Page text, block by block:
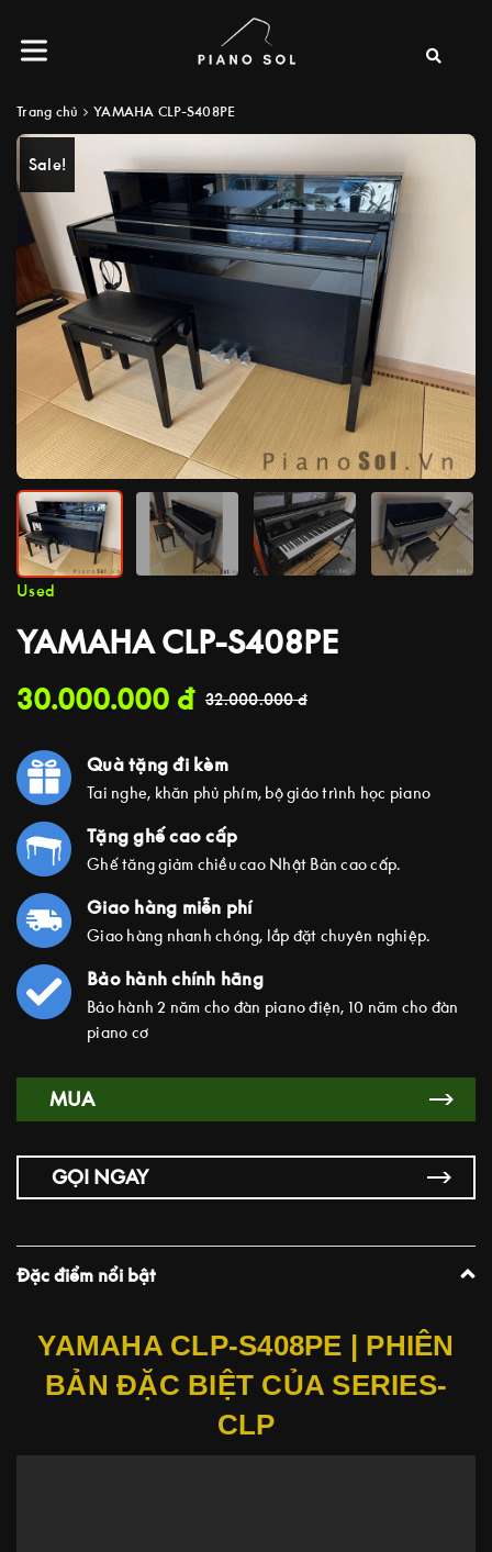
Trang chủ YAMAHA CLP-S408PE
Sale!
Used
YAMAHA CLP-S408PE
30.000.000 đ 32.000.000đ
Quà tặng đi kèm
Tai nghe, khăn phủ phím, bộ giáo trình học piano
Tặng ghế cao cấp
Ghế tăng giảm chiều cao Nhật Bản cao cấp.
Giao hàng miễn phí
Giao hàng nhanh chóng, lắp đặt chuyên nghiệp.
Bảo hành chính hãng
Bảo hành 2 năm cho đàn piano điện, 10 năm cho đàn
piano cơ
MUA
GỌI NGAY
Đặc điểm nổi bật
YAMAHA CLP-S408PE | PHIÊN
BẢN ĐẶC BIỆT CỦA SERIES-
CLP